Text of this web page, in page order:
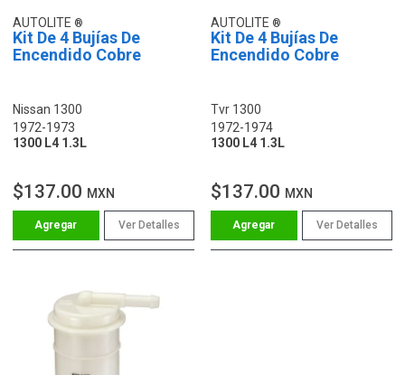
AUTOLITE
Kit De 4 Bujías De
Encendido Cobre
Nissan 1300
1972-1973
1300 L4 1.3L
$137.00 MXN
Ver Detalles
AUTOLITE
Kit De 4 Bujías De
Encendido Cobre
Tvr 1300
1972-1974
1300 L4 1.3L
$137.00 MXN
Ver Detalles